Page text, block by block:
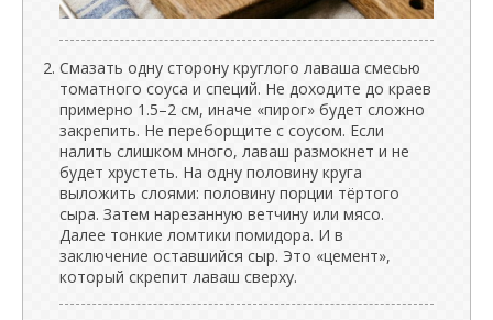
Смазать одну сторону круглого лаваша смесью
томатного соуса и специй. Не доходите до краев
примерно 1.5–2 см, иначе «пирог» будет сложно
закрепить. Не переборщите с соусом. Если
налить слишком много, лаваш размокнет и не
будет хрустеть. На одну половину круга
выложить слоями: половину порции тёртого
сыра. Затем нарезанную ветчину или мясо.
Далее тонкие ломтики помидора. И в
заключение оставшийся сыр. Это «цемент»,
который скрепит лаваш сверху.